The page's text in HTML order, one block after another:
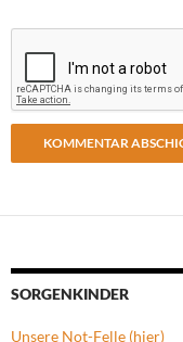
SORGENKINDER
Unsere Not-Felle (hier)